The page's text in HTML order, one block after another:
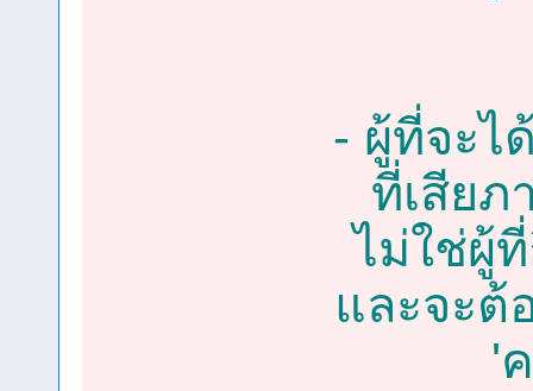
- ผู้ที่จะไ
ที่เสียภ
ไม่ใช่ผู้
และจะต้
'